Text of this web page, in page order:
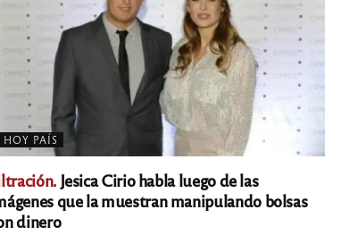
HOY PAÍS
Jesica Cirio habla luego de las
que la muestran manipulando bolsas
dinero